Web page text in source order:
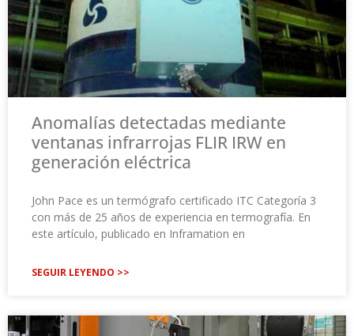
Anomalías detectadas mediante
ventanas infrarrojas FLIR IRW en
generación eléctrica
John Pace es un termógrafo certificado ITC Categoría 3
con más de 25 años de experiencia en termografía. En
este artículo, publicado en Inframation en
SEGUIR LEYENDO >>